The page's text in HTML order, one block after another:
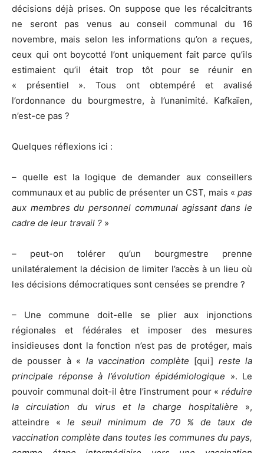
décisions déjà prises. On suppose que les récalcitrants
ne seront pas venus au conseil communal du 16
novembre, mais selon les informations qu’on a reçues,
ceux qui ont boycotté l’ont uniquement fait parce qu’ils
estimaient qu’il était trop tôt pour se réunir en
« présentiel ». Tous ont obtempéré et avalisé
l’ordonnance du bourgmestre, à l’unanimité. Kafkaïen,
n’est-ce pas ?
Quelques réflexions ici :
– quelle est la logique de demander aux conseillers
communaux et au public de présenter un CST, mais « pas
aux membres du personnel communal agissant dans le
cadre de leur travail ? »
– peut-on tolérer qu’un bourgmestre prenne
unilatéralement la décision de limiter l’accès à un lieu où
les décisions démocratiques sont censées se prendre ?
– Une commune doit-elle se plier aux injonctions
régionales et fédérales et imposer des mesures
insidieuses dont la fonction n’est pas de protéger, mais
de pousser à « la vaccination complète [qui] reste la
principale réponse à l’évolution épidémiologique ». Le
pouvoir communal doit-il être l’instrument pour « réduire
la circulation du virus et la charge hospitalière »,
atteindre « le seuil minimum de 70 % de taux de
vaccination complète dans toutes les communes du pays,